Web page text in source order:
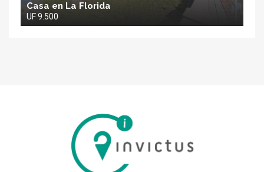
Casa en La Florida
UF 9.500
Inmobiliaria
Invictus